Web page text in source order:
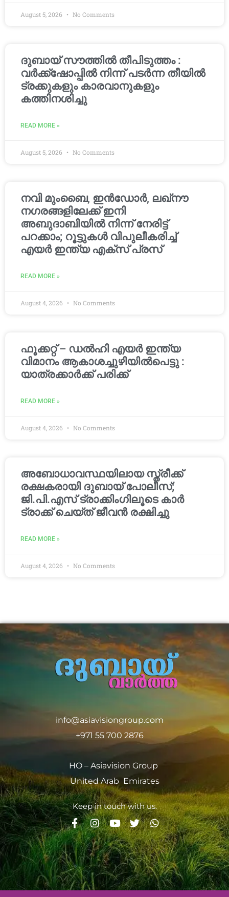
August 5, 2026 No Comments
ദുബായ് സൗത്തിൽ തീപിടുത്തം :
വർക്ക്‌ഷോപ്പിൽ നിന്ന് പടർന്ന തീയിൽ
ട്രക്കുകളും കാരവാനുകളും
കത്തിനശിച്ചു
READ MORE »
August 5, 2026 No Comments
നവി മുംബൈ, ഇൻഡോർ, ലഖ്നൗ
നഗരങ്ങളിലേക്ക് ഇനി
അബുദാബിയിൽ നിന്ന് നേരിട്ട്
പറക്കാം; റൂട്ടുകൾ വിപുലീകരിച്ച്
എയർ ഇന്ത്യ എക്സ് പ്രസ്
READ MORE »
August 4, 2026 No Comments
ഫൂക്കറ്റ് – ഡൽഹി എയര്‍ ഇന്ത്യ
വിമാനം ആകാശച്ചുഴിയില്‍പെട്ടു :
യാത്രക്കാര്‍ക്ക് പരിക്ക്
READ MORE »
August 4, 2026 No Comments
അബോധാവസ്ഥയിലായ സ്ത്രീക്ക്
രക്ഷകരായി ദുബായ് പോലീസ്;
ജി.പി.എസ് ട്രാക്കിംഗിലൂടെ കാർ
ട്രാക്ക് ചെയ്ത് ജീവൻ രക്ഷിച്ചു
READ MORE »
August 4, 2026 No Comments
info@asiavisiongroup.com
+971 55 700 2876
HO – Asiavision Group
United Arab Emirates
Keep in touch with us.